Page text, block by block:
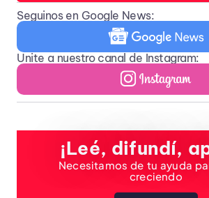
Seguinos en Google News:
Unite a nuestro canal de Instagram:
¡Leé, difundí,
Necesitamos de tu ayuda
creciendo